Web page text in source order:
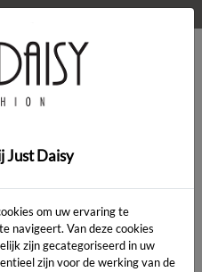
Just Daisy
om uw ervaring te
navigeert. Van deze cookies
zijn gecategoriseerd in uw
zijn voor de werking van de